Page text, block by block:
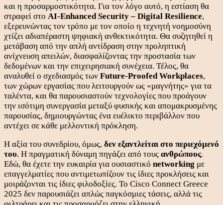
και η προσαρμοστικότητα. Για τον λόγο αυτό, η εστίαση θα
στραφεί στο AI-Enhanced Security – Digital Resilience,
εξερευνώντας τον τρόπο με τον οποίο η τεχνητή νοημοσύνη
χτίζει αδιαπέραστη ψηφιακή ανθεκτικότητα. Θα συζητηθεί η
μετάβαση από την απλή αντίδραση στην προληπτική
ανίχνευση απειλών, διασφαλίζοντας την προστασία των
δεδομένων και την επιχειρησιακή συνέχεια. Τέλος, θα
αναλυθεί ο σχεδιασμός των Future-Proofed Workplaces,
των χώρων εργασίας που λειτουργούν ως «μαγνήτης» για τα
ταλέντα, και θα παρουσιαστούν τεχνολογίες που προάγουν
την ισότιμη συνεργασία μεταξύ φυσικής και απομακρυσμένης
παρουσίας, δημιουργώντας ένα ευέλικτο περιβάλλον που
αντέχει σε κάθε μελλοντική πρόκληση.
Η αξία του συνεδρίου, όμως, δεν εξαντλείται στο περιεχόμενό
του. Η πραγματική δύναμη πηγάζει από τους ανθρώπους.
Εδώ, θα έχετε την ευκαιρία για ουσιαστικό networking με
επαγγελματίες που αντιμετωπίζουν τις ίδιες προκλήσεις και
μοιράζονται τις ίδιες φιλοδοξίες. Το Cisco Connect Greece
2025 δεν παρουσιάζει απλώς παγκόσμιες τάσεις, αλλά τις